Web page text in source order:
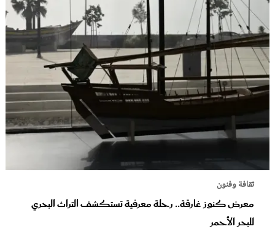
ثقافة وفنون
معرض كنوز غارقة.. رحلة معرفية تستكشف التراث البحري
للبحر الأحمر